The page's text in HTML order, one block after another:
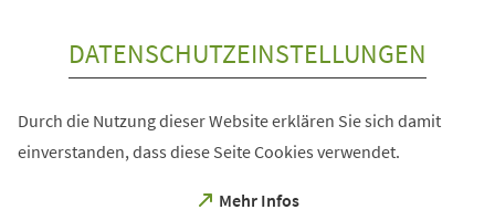
DATENSCHUTZEINSTELLUNGEN
Durch die Nutzung dieser Website erklären Sie sich damit
einverstanden, dass diese Seite Cookies verwendet.
Mehr Infos
(Öffnet